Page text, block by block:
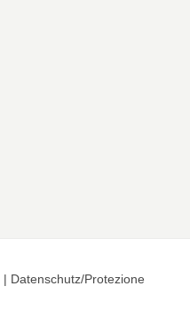
| Datenschutz/Protezione